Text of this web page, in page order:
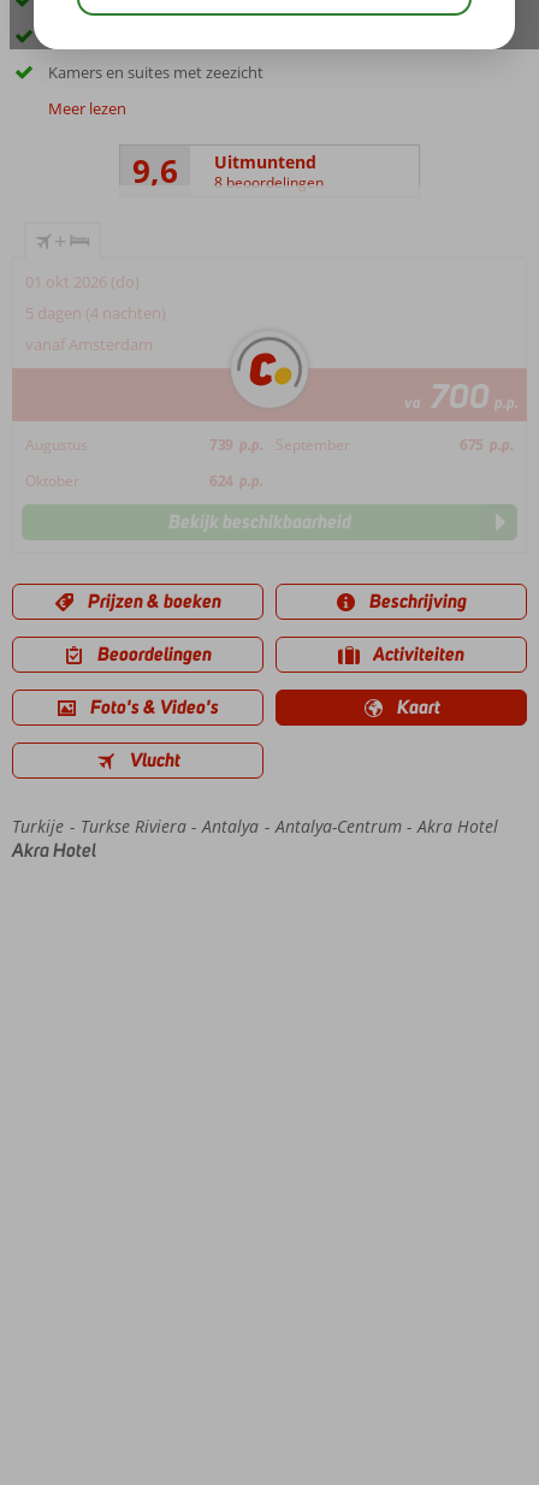
Kamers en suites met zeezicht
Meer lezen
9,6 Uitmuntend
8 beoordelingen
+
01 okt 2026 (do)
5 dagen (4 nachten)
vanaf Amsterdam
va 700 p.p.
Augustus 739 p.p. September 675 p.p.
Oktober
624 p.p.
Bekijk beschikbaarheid
Prijzen & boeken Beschrijving
Beoordelingen Activiteiten
Foto's & Video's Kaart
Vlucht
Home
Turkije Turkse Riviera Antalya Antalya-Centrum
Akra Hotel
Akra Hotel